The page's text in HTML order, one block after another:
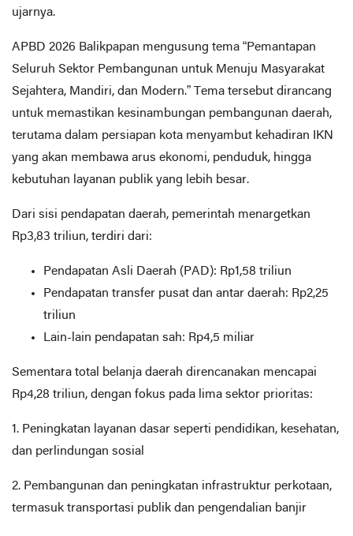
ujarnya.
APBD 2026 Balikpapan mengusung tema “Pemantapan
Seluruh Sektor Pembangunan untuk Menuju Masyarakat
Sejahtera, Mandiri, dan Modern.” Tema tersebut dirancang
untuk memastikan kesinambungan pembangunan daerah,
terutama dalam persiapan kota menyambut kehadiran IKN
yang akan membawa arus ekonomi, penduduk, hingga
kebutuhan layanan publik yang lebih besar.
Dari sisi pendapatan daerah, pemerintah menargetkan
Rp3,83 triliun, terdiri dari:
Pendapatan Asli Daerah (PAD): Rp1,58 triliun
Pendapatan transfer pusat dan antar daerah: Rp2,25
triliun
Lain-lain pendapatan sah: Rp4,5 miliar
Sementara total belanja daerah direncanakan mencapai
Rp4,28 triliun, dengan fokus pada lima sektor prioritas:
1. Peningkatan layanan dasar seperti pendidikan, kesehatan,
dan perlindungan sosial
2. Pembangunan dan peningkatan infrastruktur perkotaan,
termasuk transportasi publik dan pengendalian banjir